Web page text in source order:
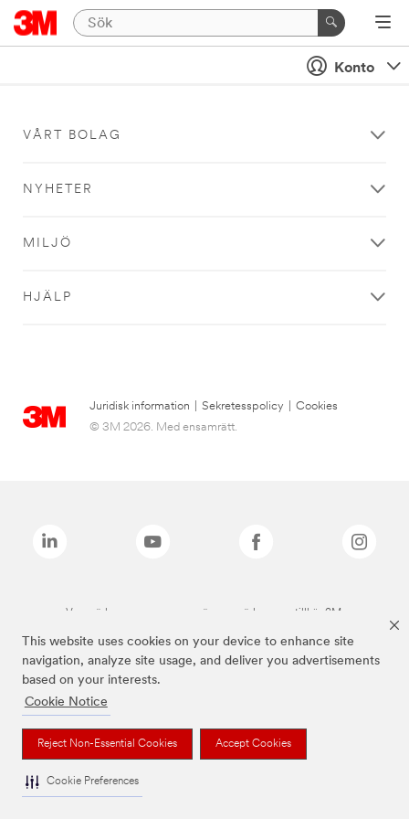
This website uses cookies on your device to enhance site
navigation, analyze site usage, and deliver you advertisements
based on your interests.
Cookie Notice
Reject Non-Essential Cookies Accept Cookies
Cookie Preferences
Konto
VÅRT BOLAG
NYHETER
MILJÖ
HJÄLP
Juridisk information Sekretesspolicy
Cookies
© 3M 2026. Med ensamrätt.
Varumärken som anges ovan är varumärken som tillhör 3M.